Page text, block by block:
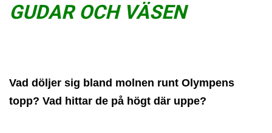
GUDAR OCH VÄSEN
Vad döljer sig bland molnen runt Olympens
topp? Vad hittar de på högt där uppe?